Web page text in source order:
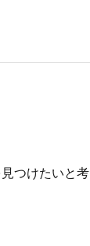
つけたいと考